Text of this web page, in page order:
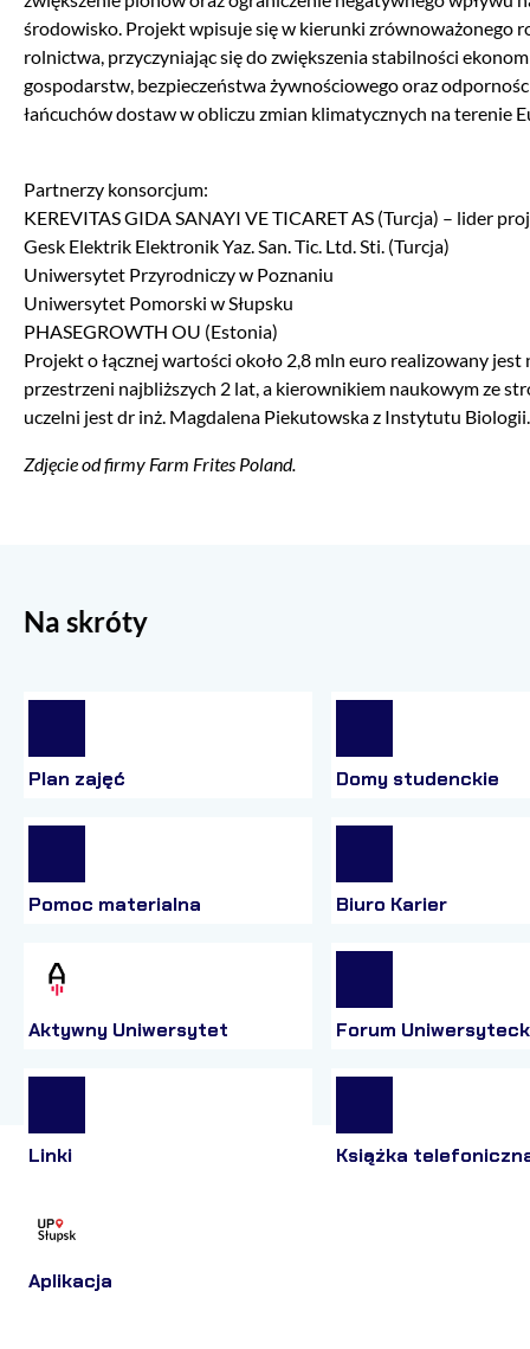
środowisko. Projekt wpisuje się w kierunki zrównoważonego
rolnictwa, przyczyniając się do zwiększenia stabilności
gospodarstw, bezpieczeństwa żywnościowego oraz
łańcuchów dostaw w obliczu zmian klimatycznych na terenie
Partnerzy konsorcjum:
KEREVITAS GIDA SANAYI VE TICARET AS (Turcja) – lider
Gesk Elektrik Elektronik Yaz. San. Tic. Ltd. Sti. (Turcja)
Uniwersytet Przyrodniczy w Poznaniu
Uniwersytet Pomorski w Słupsku
PHASEGROWTH OU (Estonia)
Projekt o łącznej wartości około 2,8 mln euro realizowany jest
przestrzeni najbliższych 2 lat, a kierownikiem naukowym ze
uczelni jest dr inż. Magdalena Piekutowska z Instytutu Biologii.
Zdjęcie od firmy Farm Frites Poland.
Na skróty
Plan zajęć Domy studenckie
Pomoc materialna Biuro Karier
Aktywny Uniwersytet Forum
Linki Książka
Aplikacja